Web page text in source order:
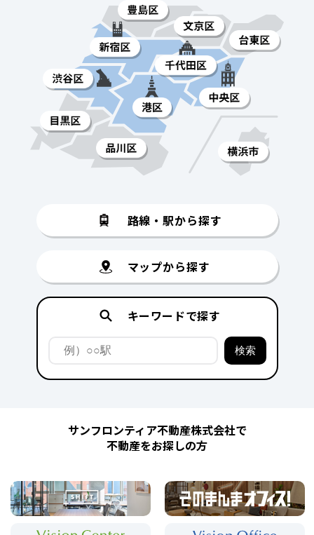
路線・駅から探す
マップから探す
キーワードで探す
サンフロンティア不動産株式会社で
不動産をお探しの方